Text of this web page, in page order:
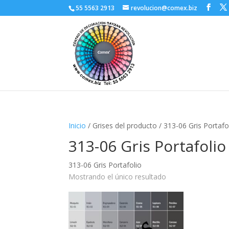
55 5563 2913 revolucion@comex.biz
Inicio / Grises del producto / 313-06 Gris
313-06 Gris Portafolio
313-06 Gris Portafolio
Mostrando el único resultado